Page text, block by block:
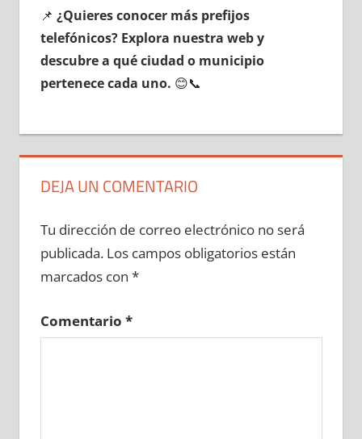
📌 ¿Quieres conocer mа́s prefijos
telefónicos? Explora nuestra web у
descubre а qué ciudad ο municipio
pertenece cada uno. 😊📞
DEJA UN COMENTARIO
Tu dirección de correo electrónico no será
publicada. Los campos obligatorios están
marcados con *
Comentario *